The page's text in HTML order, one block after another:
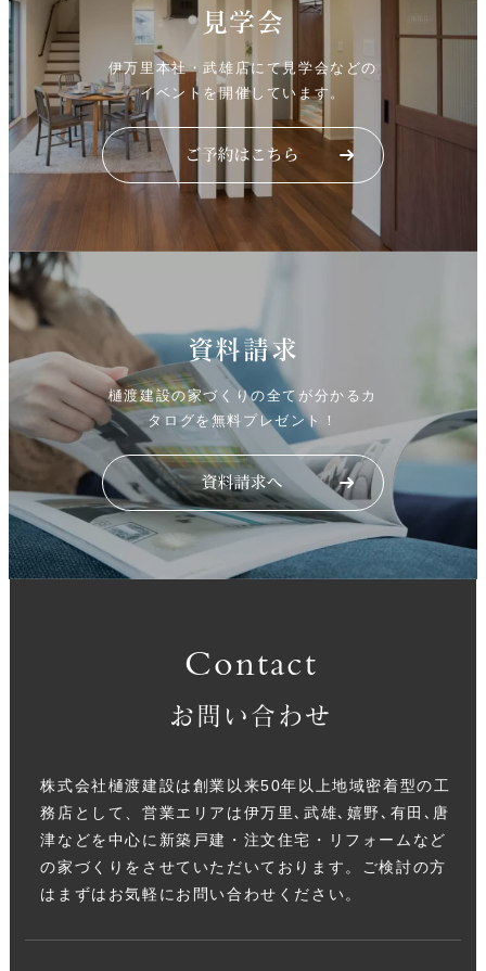
見学会
伊万里本社・武雄店にて見学会などの
イベントを開催しています。
資料請求
樋渡建設の家づくりの全てが分かるカ
タログを無料プレゼント！
Contact
お問い合わせ
株式会社樋渡建設は創業以来50年以上地域密着型の工
務店として、営業エリアは伊万里､武雄､嬉野､有田､唐
津などを中心に新築戸建・注文住宅・リフォームなど
の家づくりをさせていただいております。ご検討の方
はまずはお気軽にお問い合わせください。